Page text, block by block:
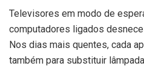
Televisores em modo de
computadores ligados
Nos dias mais quentes, cada
também para substituir